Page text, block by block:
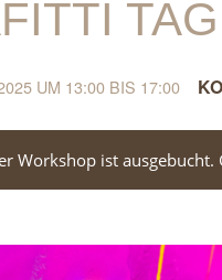
UM 13:00 BIS 17:00
Workshop ist